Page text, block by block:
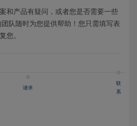
和产品有疑问，或者您是否需要一些
队随时为您提供帮助！您只需填写表
您。
请求
联
系